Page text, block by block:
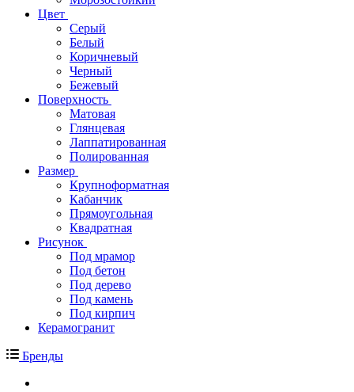
Цвет
Серый
Белый
Коричневый
Черный
Бежевый
Поверхность
Матовая
Глянцевая
Лаппатированная
Полированная
Размер
Крупноформатная
Кабанчик
Прямоугольная
Квадратная
Рисунок
Под мрамор
Под бетон
Под дерево
Под камень
Под кирпич
Керамогранит
Бренды